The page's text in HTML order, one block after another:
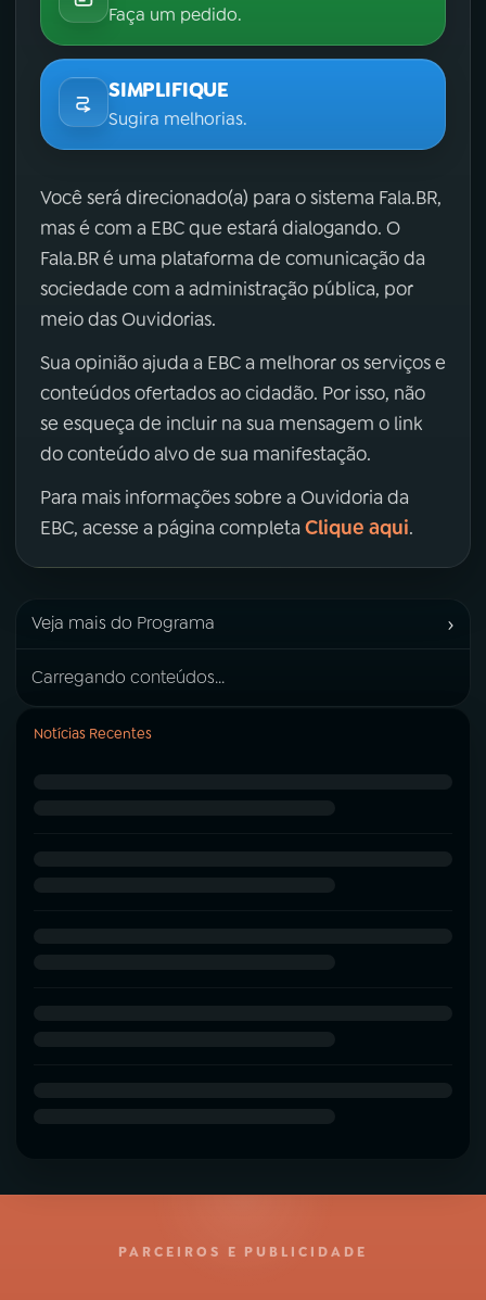
Faça um pedido.
SIMPLIFIQUE
Sugira melhorias.
Você será direcionado(a) para o sistema Fala.BR,
mas é com a EBC que estará dialogando. O
Fala.BR é uma plataforma de comunicação da
sociedade com a administração pública, por
meio das Ouvidorias.
Sua opinião ajuda a EBC a melhorar os serviços e
conteúdos ofertados ao cidadão. Por isso, não
se esqueça de incluir na sua mensagem o link
do conteúdo alvo de sua manifestação.
Para mais informações sobre a Ouvidoria da
EBC, acesse a página completa Clique aqui.
Veja mais do Programa ›
Carregando conteúdos...
Notícias Recentes
PARCEIROS E PUBLICIDADE